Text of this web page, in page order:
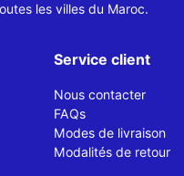
les villes du Maroc.
Service client
Nous contacter
FAQs
Modes de livraison
Modalités de retour